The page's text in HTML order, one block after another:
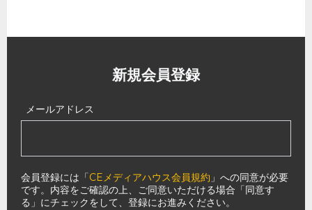
新規会員登録
メールアドレス
会員登録には「CEメディアハウス会員規約 」への同意が必要
です。内容をご確認の上、ご同意いただける場合「同意す
る」にチェックをして、登録にお進みください。